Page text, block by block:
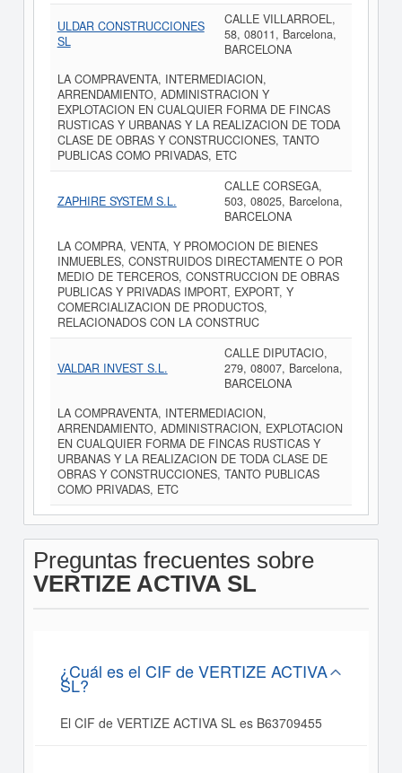
ULDAR CONSTRUCCIONES
SL
CALLE VILLARROEL,
58, 08011, Barcelona,
BARCELONA
LA COMPRAVENTA, INTERMEDIACION,
ARRENDAMIENTO, ADMINISTRACION Y
EXPLOTACION EN CUALQUIER FORMA DE FINCAS
RUSTICAS Y URBANAS Y LA REALIZACION DE TODA
CLASE DE OBRAS Y CONSTRUCCIONES, TANTO
PUBLICAS COMO PRIVADAS, ETC
ZAPHIRE SYSTEM S.L.
CALLE CORSEGA,
503, 08025, Barcelona,
BARCELONA
LA COMPRA, VENTA, Y PROMOCION DE BIENES
INMUEBLES, CONSTRUIDOS DIRECTAMENTE O POR
MEDIO DE TERCEROS, CONSTRUCCION DE OBRAS
PUBLICAS Y PRIVADAS IMPORT, EXPORT, Y
COMERCIALIZACION DE PRODUCTOS,
RELACIONADOS CON LA CONSTRUC
VALDAR INVEST S.L.
CALLE DIPUTACIO,
279, 08007, Barcelona,
BARCELONA
LA COMPRAVENTA, INTERMEDIACION,
ARRENDAMIENTO, ADMINISTRACION, EXPLOTACION
EN CUALQUIER FORMA DE FINCAS RUSTICAS Y
URBANAS Y LA REALIZACION DE TODA CLASE DE
OBRAS Y CONSTRUCCIONES, TANTO PUBLICAS
COMO PRIVADAS, ETC
Preguntas frecuentes sobre
VERTIZE ACTIVA SL
¿Cuál es el CIF de VERTIZE ACTIVA
SL?
El CIF de VERTIZE ACTIVA SL es B63709455